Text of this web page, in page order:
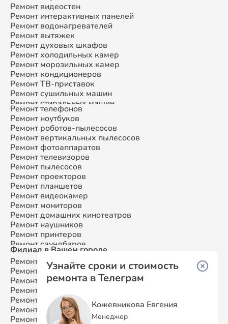
Ремонт видеостен
Ремонт интерактивных панелей
Ремонт водонагревателей
Ремонт вытяжек
Ремонт духовых шкафов
Ремонт холодильных камер
Ремонт морозильных камер
Ремонт кондиционеров
Ремонт ТВ-приставок
Ремонт сушильных машин
Ремонт стиральных машин
Ремонт микроволновых печей
Ремонт смарт-часов
Ремонт атс
Ремонт сплит-систем
Ремонт телефонов
Ремонт ноутбуков
Ремонт роботов-пылесосов
Ремонт вертикальных пылесосов
Ремонт фотоаппаратов
Ремонт телевизоров
Ремонт пылесосов
Ремонт проекторов
Ремонт планшетов
Ремонт видеокамер
Ремонт мониторов
Ремонт домашних кинотеатров
Ремонт наушников
Ремонт принтеров
Ремонт саундбаров
Ремонт VR систем
Ремонт сабвуферов
Ремонт посудомоечных машин
Филиал в Вашем городе
Ремонт SamsungМосква
Ремонт SamsungСанкт-Петербург
Ремонт SamsungКраснодар
Ремонт Samsung
Ремонт Samsung Нижний Новгород
Ремонт SamsungНовосибирск
Ремонт SamsungКазань
Узнайте сроки и стоимость
ремонта в Телеграм
Кожевникова Евгения
Менеджер